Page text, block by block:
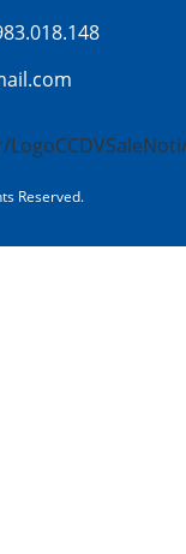
Reserved.